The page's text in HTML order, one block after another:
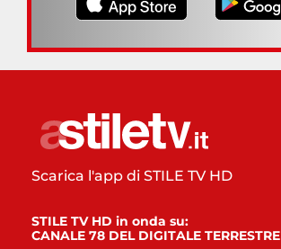
Scarica l'app di STILE TV HD
STILE TV HD in onda su:
CANALE 78 DEL DIGITALE TERRESTRE